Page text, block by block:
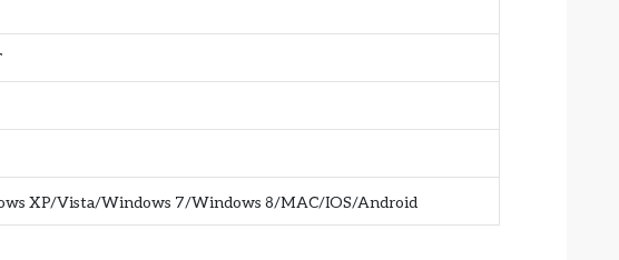
XP/Vista/Windows 7/Windows 8/MAC/IOS/Android